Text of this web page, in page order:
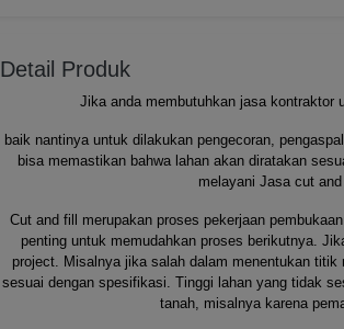
Detail Produk
Jika anda membutuhkan jasa kontraktor
baik nantinya untuk dilakukan pengecoran,
bisa memastikan bahwa lahan akan diratakan
melayani Jasa cut
Cut and fill merupakan proses pekerjaan
penting untuk memudahkan proses berikutnya.
project. Misalnya jika salah dalam menentukan
sesuai dengan spesifikasi. Tinggi lahan yang tidak
tanah, misalnya karena